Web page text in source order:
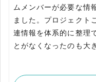
ムメンバーが必要な情
ました。プロジェクト
連情報を体系的に整理
とがなくなったのも大